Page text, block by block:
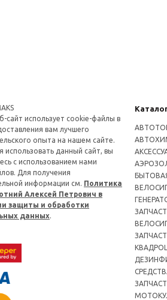
сайт использует cookie-файлы в
вам лучшего
опыта на нашем сайте.
использовать данный сайт, вы
с использованием нами
Для получения
информации см. Политика
Алексей Петрович в
защиты и обработки
данных.